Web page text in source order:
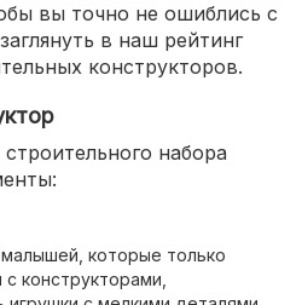
вы точно не ошиблись с
в наш рейтинг
конструкторов.
набора
которые только
конструкторами,